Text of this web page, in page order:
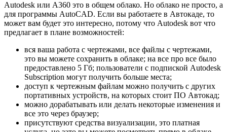
Autodesk или A360 это в общем облако. Но облако не просто, а
для программы AutoCAD. Если вы работаете в Автокаде, то
может вам будет это интересно, потому что Autodesk вот что
предлагает в плане возможностей:
вся ваша работа с чертежами, все файлы с чертежами,
это вы можете сохранить в облаке; на все про все было
предоставлено 5 Гб; пользователи с подпиской Autodesk
Subscription могут получить больше места;
доступ к чертежным файлам можно получить с других
портативных устройств, на которых стоит ПО Автокад;
можно дорабатывать или делать некоторые изменения и
все это через браузер;
присутствуют средства визуализации, это платная